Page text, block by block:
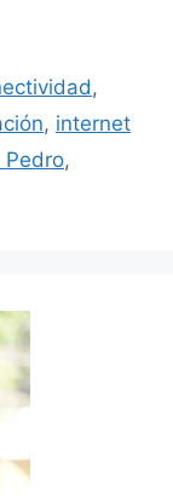
,
, internet
Pedro,